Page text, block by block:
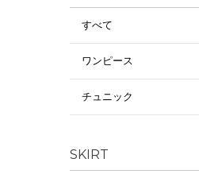
すべて
ワンピース
チュニック
SKIRT